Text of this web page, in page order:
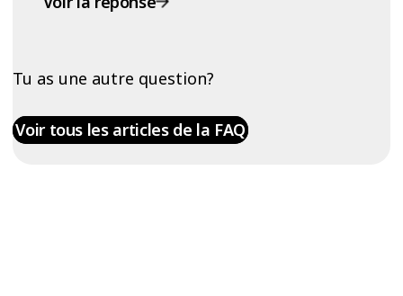
Tu as une autre question?
Voir tous les articles de la FAQ